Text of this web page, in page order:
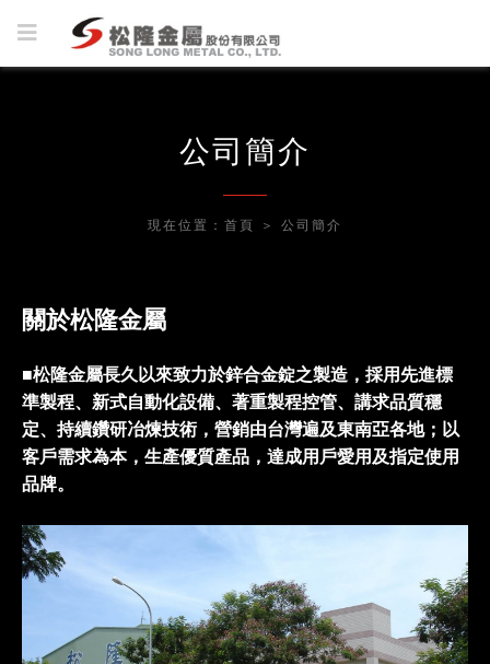
公司簡介
現在位置： 首頁 ＞ 公司簡介
關於松隆金屬
■松隆金屬長久以來致力於鋅合金錠之製造，採用先進標
準製程、新式自動化設備、著重製程控管、講求品質穩
定、持續鑽研冶煉技術，營銷由台灣遍及東南亞各地；以
客戶需求為本，生產優質產品，達成用戶愛用及指定使用
品牌。